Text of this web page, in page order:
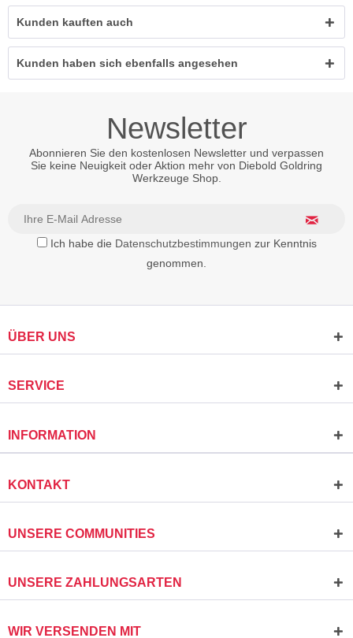
Kunden kauften auch
Kunden haben sich ebenfalls angesehen
Newsletter
Abonnieren Sie den kostenlosen Newsletter und verpassen
Sie keine Neuigkeit oder Aktion mehr von Diebold Goldring
Werkzeuge Shop.
Ich habe die Datenschutzbestimmungen zur Kenntnis
genommen.
ÜBER UNS
SERVICE
INFORMATION
KONTAKT
UNSERE COMMUNITIES
UNSERE ZAHLUNGSARTEN
WIR VERSENDEN MIT